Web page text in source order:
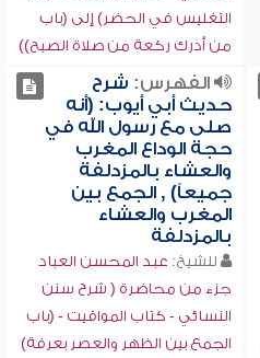
التغليس في الحضر) إلى (باب
من أدرك ركعة من صلاة الصبح))
الفهرس: شرح
حديث أبي أيوب: (أنه
صلى مع رسول الله في
حجة الوداع المغرب
والعشاء بالمزدلفة
جميعاً) , الجمع بين
المغرب والعشاء
بالمزدلفة
للشيخ: عبد المحسن العباد
جزء من محاضرة ( شرح سنن
النسائي - كتاب المواقيت - (باب
الجمع بين الظهر والعصر بعرفة)